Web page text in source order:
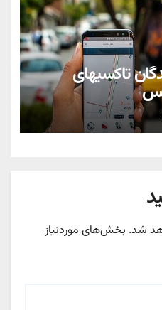
تاکسیهای
شد. بخش‌های موردنیاز